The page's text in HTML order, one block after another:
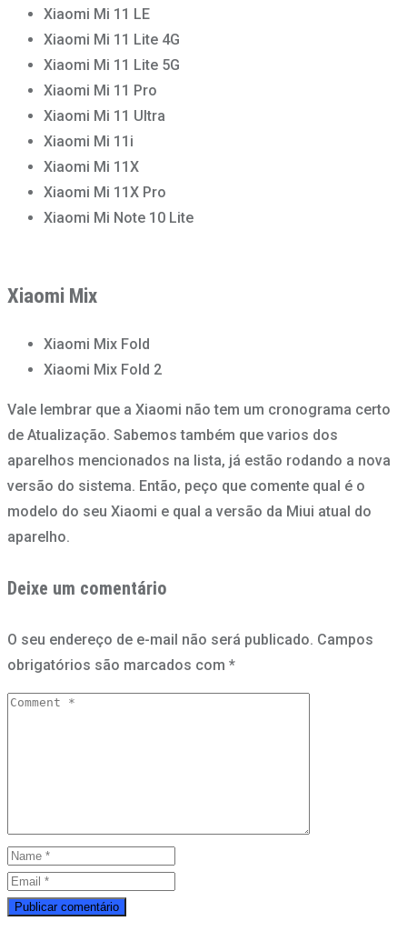
Xiaomi Mi 11 LE
Xiaomi Mi 11 Lite 4G
Xiaomi Mi 11 Lite 5G
Xiaomi Mi 11 Pro
Xiaomi Mi 11 Ultra
Xiaomi Mi 11i
Xiaomi Mi 11X
Xiaomi Mi 11X Pro
Xiaomi Mi Note 10 Lite
Xiaomi Mix
Xiaomi Mix Fold
Xiaomi Mix Fold 2
Vale lembrar que a Xiaomi não tem um cronograma certo
de Atualização. Sabemos também que varios dos
aparelhos mencionados na lista, já estão rodando a nova
versão do sistema. Então, peço que comente qual é o
modelo do seu Xiaomi e qual a versão da Miui atual do
aparelho.
Deixe um comentário
O seu endereço de e-mail não será publicado. Campos
obrigatórios são marcados com *